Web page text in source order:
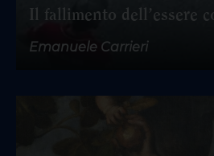
Il fallimento dell’essere
Emanuele Carrieri